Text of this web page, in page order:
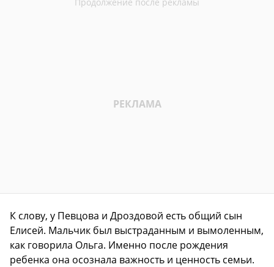
К слову, у Певцова и Дроздовой есть общий сын
Елисей. Мальчик был выстраданным и вымоленным,
как говорила Ольга. Именно после рождения
ребенка она осознала важность и ценность семьи.